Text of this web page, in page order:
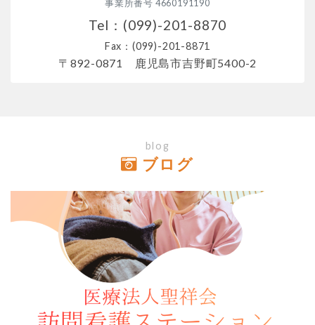
事業所番号 4660191190
Tel： (099)-201-8870
Fax：(099)-201-8871
〒892-0871 鹿児島市吉野町5400-2
blog
ブログ